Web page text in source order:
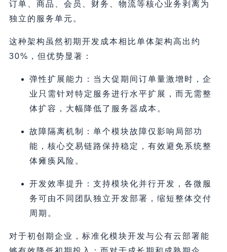
订单、商品、会员、财务、物流等核心业务剥离为
独立的服务单元。
这种架构虽然初期开发成本相比单体架构高出约
30%，但优势显著：
弹性扩展能力：当大促期间订单量激增时，企
业只需针对特定服务进行水平扩展，而无需整
体扩容，大幅降低了服务器成本。
故障隔离机制：单个模块故障仅影响局部功
能，核心交易链路保持稳定，有效避免系统整
体瘫痪风险。
开发效率提升：支持模块化并行开发，各微服
务可由不同团队独立开发部署，缩短整体交付
周期。
对于初创期企业，标准化模块开发与公有云部署能